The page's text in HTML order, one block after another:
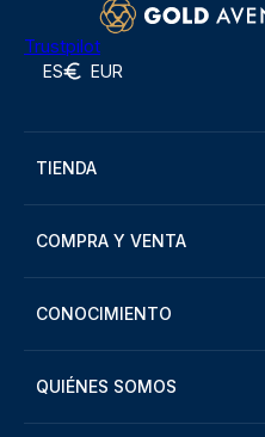
Trustpilot
ES EUR
TIENDA
COMPRA Y VENTA
CONOCIMIENTO
QUIÉNES SOMOS